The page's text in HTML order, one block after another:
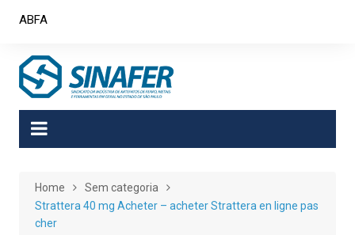
ABFA
Home
Sem categoria
Strattera 40 mg Acheter – acheter Strattera en ligne pas
cher